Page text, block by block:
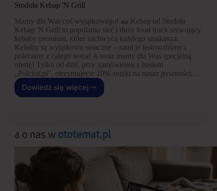
Stodoła Kebap 'N Grill
Mamy dla Was coś wyjątkowego! 🌯 Kebap od Stodoła
Kebap 'N Grill to popularna sieć i duży food truck serwujący
kebaby premium, które zachwycą każdego smakosza.
Kebaby są wyjątkowo smaczne – sami je testowaliśmy i
polecamy z całego serca! A teraz mamy dla Was specjalną
ofertę! Tylko od dziś, przy zamówieniu z hasłem
„Polczat.pl”, otrzymujecie 10% zniżki na nasze pyszności.…
Dowiedz się więcej
Stodoła